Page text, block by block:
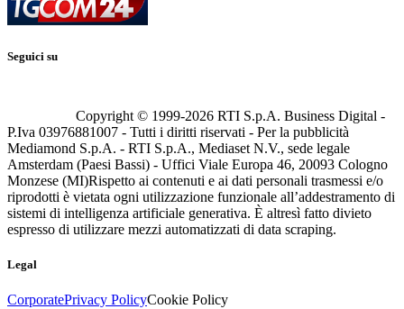
Seguici su
Copyright © 1999-2026 RTI S.p.A. Business Digital -
P.Iva 03976881007 - Tutti i diritti riservati - Per la pubblicità
Mediamond S.p.A. - RTI S.p.A., Mediaset N.V., sede legale
Amsterdam (Paesi Bassi) - Uffici Viale Europa 46, 20093 Cologno
Monzese (MI)Rispetto ai contenuti e ai dati personali trasmessi e/o
riprodotti è vietata ogni utilizzazione funzionale all’addestramento di
sistemi di intelligenza artificiale generativa. È altresì fatto divieto
espresso di utilizzare mezzi automatizzati di data scraping.
Legal
CorporatePrivacy PolicyCookie Policy